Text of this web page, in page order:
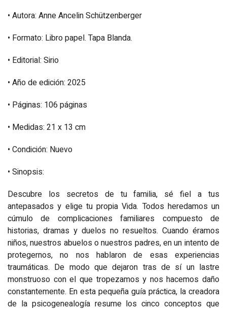
• Autora: Anne Ancelin Schützenberger
• Formato: Libro papel. Tapa Blanda.
• Editorial: Sirio
• Año de edición: 2025
• Páginas: 106 páginas
• Medidas: 21 x 13 cm
• Condición: Nuevo
• Sinopsis:
Descubre los secretos de tu familia, sé fiel a tus
antepasados y elige tu propia Vida. Todos heredamos un
cúmulo de complicaciones familiares compuesto de
historias, dramas y duelos no resueltos. Cuando éramos
niños, nuestros abuelos o nuestros padres, en un intento de
protegernos, no nos hablaron de esas experiencias
traumáticas. De modo que dejaron tras de sí un lastre
monstruoso con el que tropezamos y nos hacemos daño
constantemente. En esta pequeña guía práctica, la creadora
de la psicogenealogía resume los cinco conceptos que